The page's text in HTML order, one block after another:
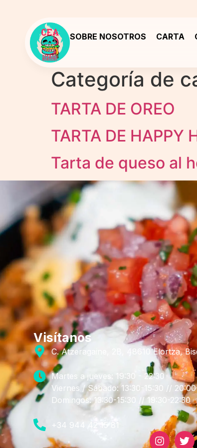
SOBRE NOSOTROS CARTA
Categoría de
TARTA DE OREO
TARTA DE HAPPY
Tarta de queso al
Visítanos
C. Atzeragaine, 2B, 48610 Elortza,
Martes a jueves: 19:30 - 22:30
Viernes / Sábado: 13:30-15:30 //
Domingos: 13:30-15:30 // 19:30-22:30
+34 944 42 15 81